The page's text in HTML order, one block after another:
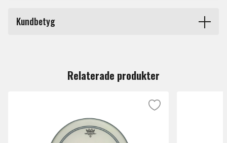
versioner varav Smooth White är det släta vita
alternativet för klistrade los.
Kundbetyg
Relaterade produkter